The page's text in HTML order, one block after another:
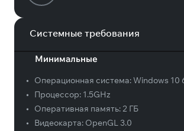
Системные требования
Минимальные
• Операционная система:Windows 10
•
Процессор: 1.5GHz
•
Оперативная память:2 ГБ
•
Видеокарта: OpenGL 3.0